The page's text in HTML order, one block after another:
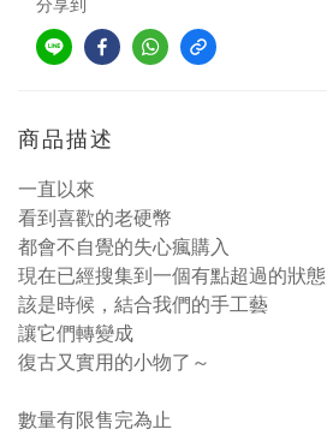
商品描述
一直以來
看到喜歡的老硬幣
都會不自覺的失心瘋購入
現在已經搜集到一個有點超過的狀態
該是時候，結合我們的手工藝
讓它們轉變成
復古又實用的小物了～
數量有限售完為止